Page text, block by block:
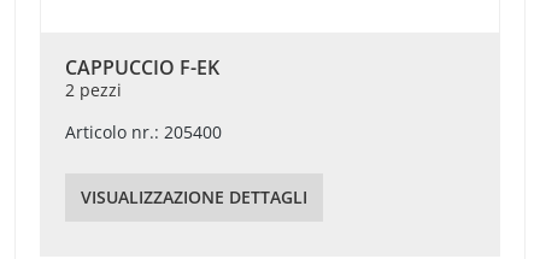
CAPPUCCIO F-EK
2 pezzi
Articolo nr.: 205400
VISUALIZZAZIONE DETTAGLI